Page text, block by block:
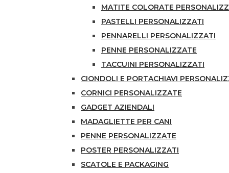
MATITE COLORATE
PASTELLI PERSONALIZZATI
PENNARELLI PERSONALIZZATI
PENNE PERSONALIZZATE
TACCUINI PERSONALIZZATI
CIONDOLI E PORTACHIAVI
CORNICI PERSONALIZZATE
GADGET AZIENDALI
MADAGLIETTE PER CANI
PENNE PERSONALIZZATE
POSTER PERSONALIZZATI
SCATOLE E PACKAGING